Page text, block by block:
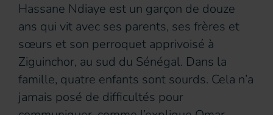
Hassane Ndiaye est un garçon de douze
ans qui vit avec ses parents, ses frères et
sœurs et son perroquet apprivoisé à
Ziguinchor, au sud du Sénégal. Dans la
famille, quatre enfants sont sourds. Cela n’a
jamais posé de difficultés pour